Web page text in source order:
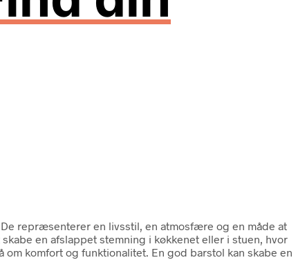
repræsenterer en livsstil, en atmosfære og en måde at
en afslappet stemning i køkkenet eller i stuen, hvor
komfort og funktionalitet. En god barstol kan skabe en